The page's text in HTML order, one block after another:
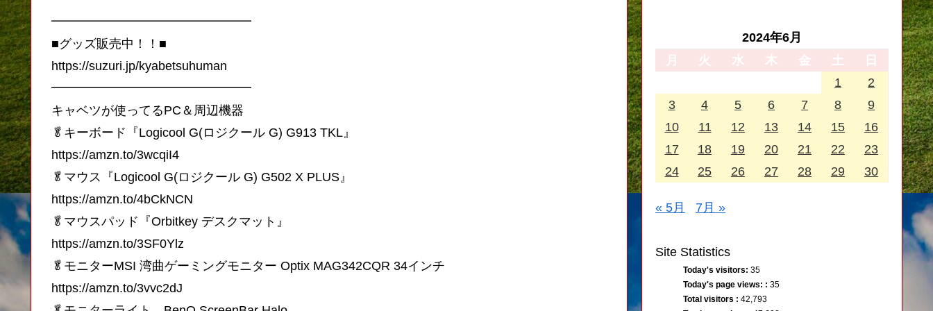
━━━━━━━━━━━━━━━━
■グッズ販売中！！■
https://suzuri.jp/kyabetsuhuman
━━━━━━━━━━━━━━━━
キャベツが使ってるPC＆周辺機器
🥬キーボード『Logicool G(ロジクール G) G913 TKL』
https://amzn.to/3wcqiI4
🥬マウス『Logicool G(ロジクール G) G502 X PLUS』
https://amzn.to/4bCkNCN
🥬マウスパッド『Orbitkey デスクマット』
https://amzn.to/3SF0Ylz
🥬モニターMSI 湾曲ゲーミングモニター Optix MAG342CQR 34インチ
https://amzn.to/3vvc2dJ
2024年6月
月
火 水 木 金 土
日
1
2
3
4 5 6 7 8
9
10
11 12 13 14 15
16
17
18 19 20 21 22
23
24
25 26 27 28 29 30
« 5月 7月 »
Site Statistics
Today's visitors: 35
Today's page views: : 35
Total visitors : 42,793